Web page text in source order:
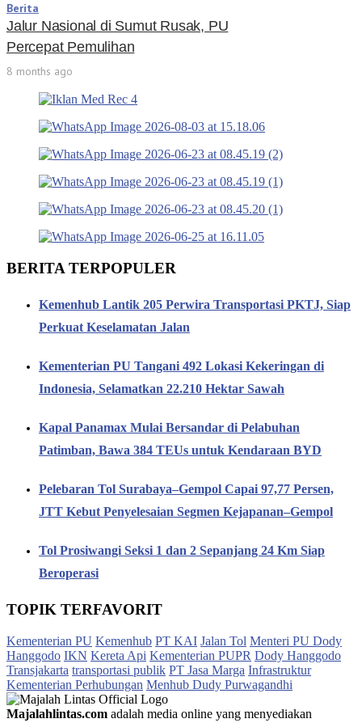
Berita
Jalur Nasional di Sumut Rusak, PU
Percepat Pemulihan
8 months ago
BERITA TERPOPULER
Kemenhub Lantik 205 Perwira Transportasi PKTJ, Siap
Perkuat Keselamatan Jalan
Kementerian PU Tangani 492 Lokasi Kekeringan di
Indonesia, Selamatkan 22.210 Hektar Sawah
Kapal Panamax Mulai Bersandar di Pelabuhan
Patimban, Bawa 384 TEUs untuk Kendaraan BYD
Pelebaran Tol Surabaya–Gempol Capai 97,77 Persen,
JTT Kebut Penyelesaian Segmen Kejapanan–Gempol
Tol Prosiwangi Seksi 1 dan 2 Sepanjang 24 Km Siap
Beroperasi
TOPIK TERFAVORIT
Kementerian PU Kemenhub PT KAI Jalan Tol Menteri PU Dody
Hanggodo IKN Kereta Api Kementerian PUPR Dody Hanggodo
Transjakarta transportasi publik PT Jasa Marga Infrastruktur
Kementerian Perhubungan Menhub Dudy Purwagandhi
Majalahlintas.com adalah media online yang menyediakan